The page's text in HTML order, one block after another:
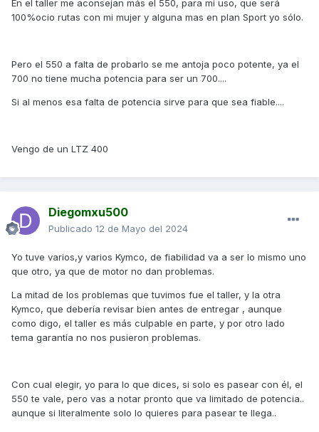
En el taller me aconsejan más el 550, para mi uso, que será
100%ocio rutas con mi mujer y alguna mas en plan Sport yo sólo.
Pero el 550 a falta de probarlo se me antoja poco potente, ya el
700 no tiene mucha potencia para ser un 700....
Si al menos esa falta de potencia sirve para que sea fiable....
Vengo de un LTZ 400
Diegomxu500
Publicado 12 de Mayo del 2024
Yo tuve varios,y varios Kymco, de fiabilidad va a ser lo mismo uno
que otro, ya que de motor no dan problemas.
La mitad de los problemas que tuvimos fue el taller, y la otra
Kymco, que debería revisar bien antes de entregar , aunque
como digo, el taller es más culpable en parte, y por otro lado
tema garantía no nos pusieron problemas.
Con cual elegir, yo para lo que dices, si solo es pasear con él, el
550 te vale, pero vas a notar pronto que va limitado de potencia..
aunque si literalmente solo lo quieres para pasear te llega..